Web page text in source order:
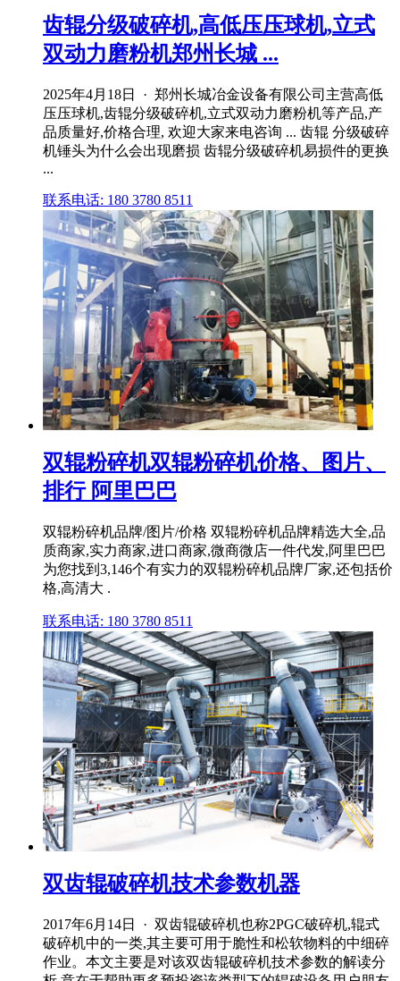
齿辊分级破碎机,高低压压球机,立式
双动力磨粉机郑州长城 ...
2025年4月18日 · 郑州长城冶金设备有限公司主营高低
压压球机,齿辊分级破碎机,立式双动力磨粉机等产品,产
品质量好,价格合理, 欢迎大家来电咨询 ... 齿辊 分级破碎
机锤头为什么会出现磨损 齿辊分级破碎机易损件的更换
...
联系电话: 180 3780 8511
双辊粉碎机双辊粉碎机价格、图片、
排行 阿里巴巴
双辊粉碎机品牌/图片/价格 双辊粉碎机品牌精选大全,品
质商家,实力商家,进口商家,微商微店一件代发,阿里巴巴
为您找到3,146个有实力的双辊粉碎机品牌厂家,还包括价
格,高清大 .
联系电话: 180 3780 8511
双齿辊破碎机技术参数机器
2017年6月14日 · 双齿辊破碎机也称2PGC破碎机,辊式
破碎机中的一类,其主要可用于脆性和松软物料的中细碎
作业。本文主要是对该双齿辊破碎机技术参数的解读分